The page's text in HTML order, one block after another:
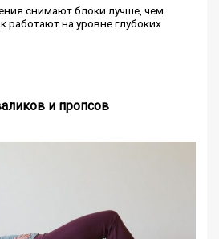
снимают блоки лучше, чем
работают на уровне глубоких
и пропсов